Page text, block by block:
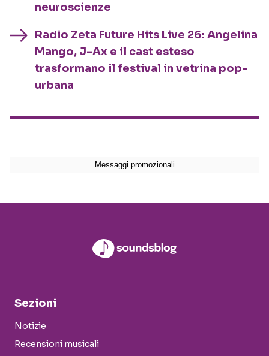
neuroscienze
Radio Zeta Future Hits Live 26: Angelina
Mango, J-Ax e il cast esteso
trasformano il festival in vetrina pop-
urbana
Sezioni
Notizie
Recensioni musicali